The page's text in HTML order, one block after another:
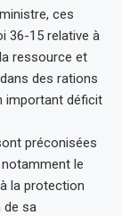
ces
36-15 relative à
ressource et
des rations
important déficit
préconisées
le
la protection
de sa